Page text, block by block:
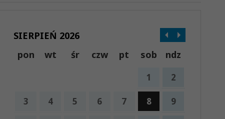
SIERPIEŃ 2026
pon
wt śr czw pt sob ndz
1 2
3 4 5 6 7 8 9